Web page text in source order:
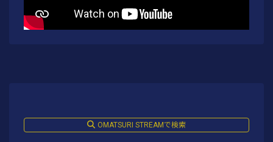
OMATSURI STREAMで検索